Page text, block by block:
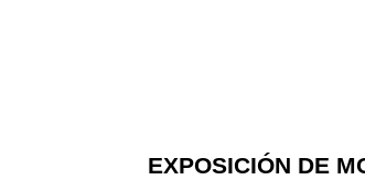
EXPOSICIÓN DE